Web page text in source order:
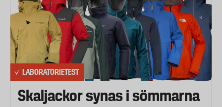
rörelseförmåga fick samtliga västar utom en
godkänt och tre västar fick en mindre anmärkning.
En väst som fått en mindre anmärkning har fått
betyget 4 och en väst som inte har fått godkänt har
fått betyget 2.
Resultaten från de olika delmomenten har viktats
samman enligt följande: västens stötdämpande
förmåga 40 procent, västens tryckfördelande
LABORATORIETEST
Skaljackor synas i sömmarna